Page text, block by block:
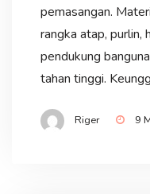
pemasangan.
rangka atap, purlin,
pendukung
tahan tinggi.
Riger 9